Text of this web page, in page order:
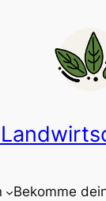
Bekomme